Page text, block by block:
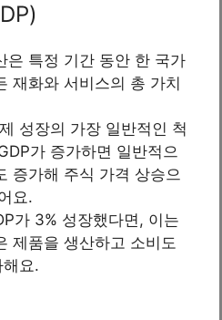
은 특정 기간 동안 한 국가
재화와 서비스의 총 가치
성장의 가장 일반적인 척
가 증가하면 일반적으
증가해 주식 가격 상승으
요.
가 3% 성장했다면, 이는
제품을 생산하고 소비도
요.